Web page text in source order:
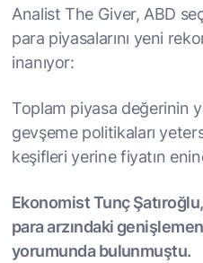
Analist The Giver, ABD
para piyasalarını yeni
inanıyor:
Toplam piyasa değerinin
gevşeme politikaları
keşifleri yerine fiyatın
Ekonomist Tunç
para arzındaki
yorumunda bulunmuştu.